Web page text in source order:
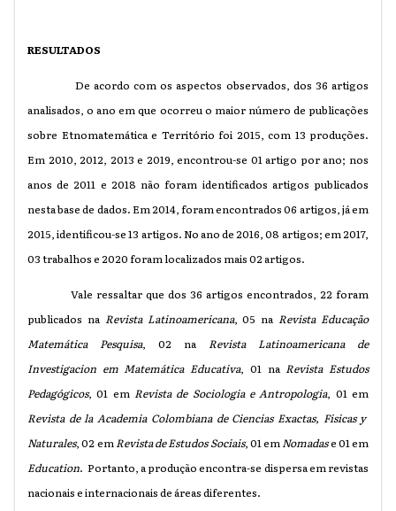
RESULTADOS
De acordo com os aspectos observados, dos 36 artigos
analisados, o ano em que ocorreu o maior número de publicações
sobre Etnomatemática e Território foi 2015, com 13 produções.
Em 2010, 2012, 2013 e 2019, encontrou-se 01 artigo por ano; nos
anos de 2011 e 2018 não foram identificados artigos publicados
nesta base de dados. Em 2014, foram encontrados 06 artigos, já em
2015, identificou-se 13 artigos. No ano de 2016, 08 artigos; em 2017,
03 trabalhos e 2020 foram localizados mais 02 artigos.
Vale ressaltar que dos 36 artigos encontrados, 22 foram
publicados na Revista Latinoamericana, 05 naRevista Educação
Matemática Pesquisa, 02 na Revista Latinoamericana de
Investigacion em Matemática Educativa, 01 naRevista Estudos
Pedagógicos, 01 em Revista de Sociologia e Antropologia, 01 em
Revista de la Academia Colombiana de Ciencias Exactas, Fisicas y
Naturales, 02 emRevista de Estudos Sociais, 01 emNomadase 01 em
Education. Portanto, a produção encontra-se dispersa em revistas
nacionais e internacionais de áreas diferentes.